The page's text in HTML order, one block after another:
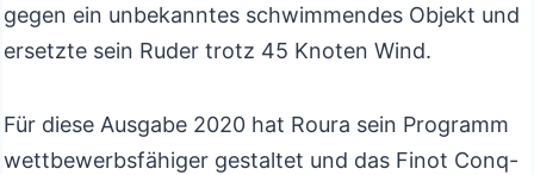
gegen ein unbekanntes schwimmendes Objekt und
ersetzte sein Ruder trotz 45 Knoten Wind.
Für diese Ausgabe 2020 hat Roura sein Programm
wettbewerbsfähiger gestaltet und das Finot Conq-